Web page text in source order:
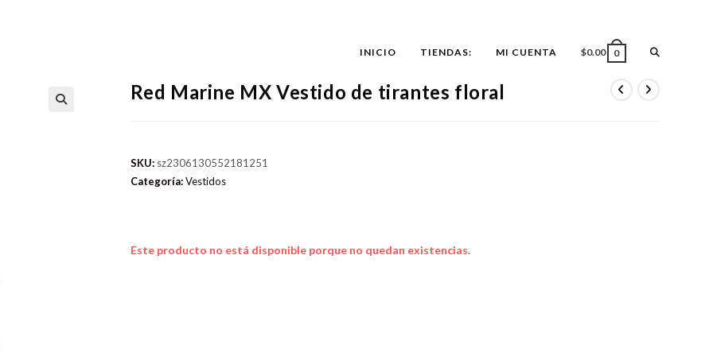
INICIO TIENDAS: MI CUENTA $0.00 0 ALTERNAR
Red Marine MX Vestido de tirantes floral
SKU: sz2306130552181251
Categoría:Vestidos
Este producto no está disponible porque no quedan existencias.